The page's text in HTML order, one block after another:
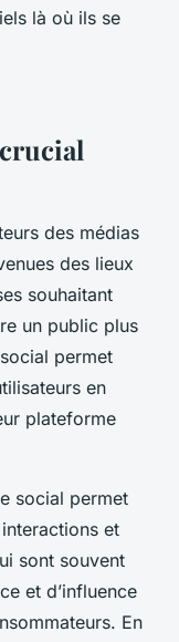
là où ils se
des médias
des lieux
souhaitant
un public plus
permet
en
plateforme
social permet
et
sont souvent
et d’influence
En